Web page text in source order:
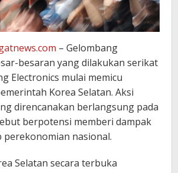
– Gelombang
besaran yang dilakukan serikat
Electronics mulai memicu
Korea Selatan. Aksi
direncanakan berlangsung pada
berpotensi memberi dampak
perekonomian nasional.
Selatan secara terbuka